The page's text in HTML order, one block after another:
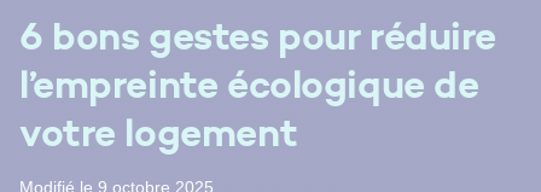
retrouver ?
6 bons gestes pour réduire
l’empreinte écologique de
votre logement
Modifié le 9 octobre 2025